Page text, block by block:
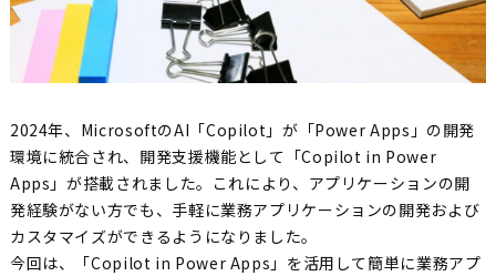
2024年、MicrosoftのAI「Copilot」が「Power Apps」の開発
環境に統合され、開発支援機能として「Copilot in Power
Apps」が搭載されました。これにより、アプリケーションの開
発経験がない方でも、手軽に業務アプリケーションの開発および
カスタマイズができるようになりました。
今回は、「Copilot in Power Apps」を活用して簡単に業務アプ